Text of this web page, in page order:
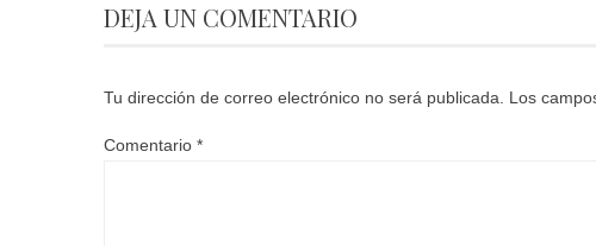
DEJA UN COMENTARIO
Tu dirección de correo electrónico no será publicada. Los
Comentario *